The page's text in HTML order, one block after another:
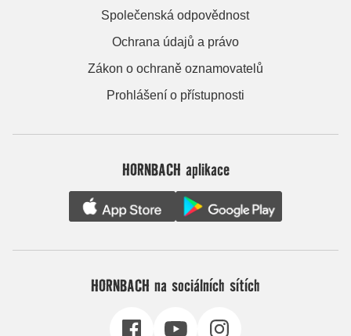
Společenská odpovědnost
Ochrana údajů a právo
Zákon o ochraně oznamovatelů
Prohlášení o přístupnosti
HORNBACH aplikace
HORNBACH na sociálních sítích